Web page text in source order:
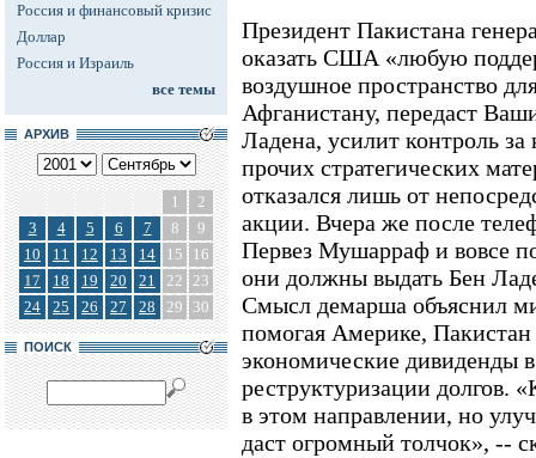
Россия и финансовый кризис
Доллар
Россия и Израиль
все темы
АРХИВ
1
2
3
4 5 6 7 8
9
10
11 12 13 14 15
16
17
18 19 20 21 22 23
24
25 26 27 28 29 30
ПОИСК
Президент Пакистана
оказать США «любую
воздушное пространство
Афганистану, передаст
Ладена, усилит контроль за
прочих стратегических
отказался лишь от
акции. Вчера же после
Первез Мушарраф и вовсе
они должны выдать Бен
Смысл демарша объяснил
помогая Америке, Пакистан
экономические дивиденды
реструктуризации долгов.
в этом направлении, но
даст огромный толчок», --